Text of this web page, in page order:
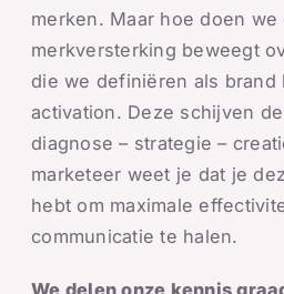
merken. Maar hoe doen we
merkversterking beweegt
die we definiëren als brand
activation. Deze schijven
diagnose – strategie –
marketeer weet je dat je
hebt om maximale
communicatie te halen.
We delen onze kennis